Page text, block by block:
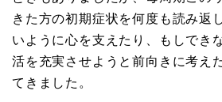
きた方の初期症状を何度も読み返
いように心を支えたり、もしでき
活を充実させようと前向きに考え
てきました。